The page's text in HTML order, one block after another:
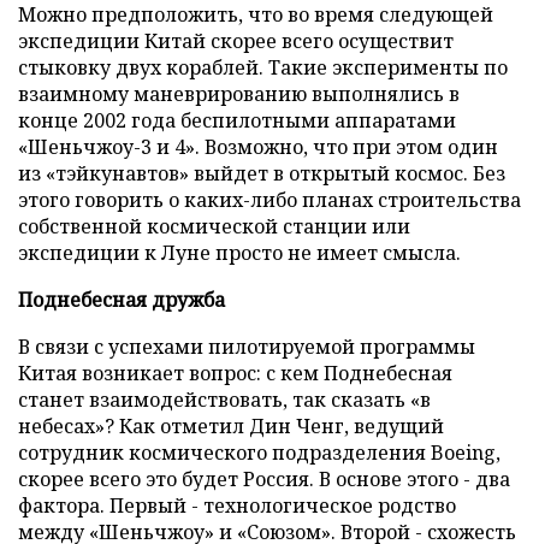
Можно предположить, что во время следующей
экспедиции Китай скорее всего осуществит
стыковку двух кораблей. Такие эксперименты по
взаимному маневрированию выполнялись в
конце 2002 года беспилотными аппаратами
«Шеньчжоу-3 и 4». Возможно, что при этом один
из «тэйкунавтов» выйдет в открытый космос. Без
этого говорить о каких-либо планах строительства
собственной космической станции или
экспедиции к Луне просто не имеет смысла.
Поднебесная дружба
В связи с успехами пилотируемой программы
Китая возникает вопрос: с кем Поднебесная
станет взаимодействовать, так сказать «в
небесах»? Как отметил Дин Ченг, ведущий
сотрудник космического подразделения Boeing,
скорее всего это будет Россия. В основе этого - два
фактора. Первый - технологическое родство
между «Шеньчжоу» и «Союзом». Второй - схожесть